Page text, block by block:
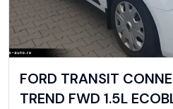
FORD TRANSIT
TREND FWD 1.5L